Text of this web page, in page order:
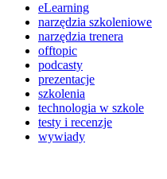
eLearning
narzędzia szkoleniowe
narzędzia trenera
offtopic
podcasty
prezentacje
szkolenia
technologia w szkole
testy i recenzje
wywiady